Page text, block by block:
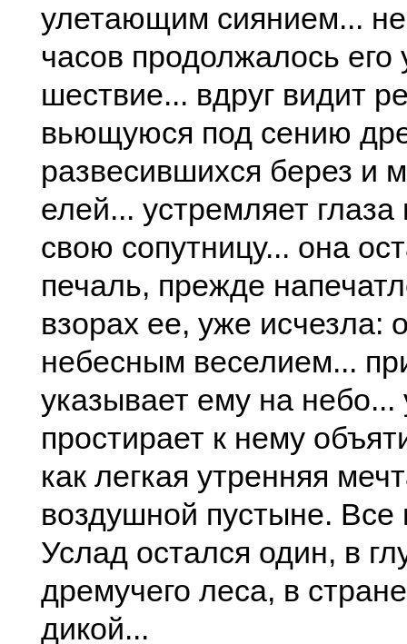
улетающим сиянием...
часов продолжалось его
шествие... вдруг видит
вьющуюся под сению
развесившихся берез и
елей... устремляет
свою сопутницу... она
печаль, прежде
взорах ее, уже исчезла:
небесным веселием...
указывает ему на небо...
простирает к нему
как легкая утренняя
воздушной пустыне. Все
Услад остался один, в
дремучего леса, в
дикой...